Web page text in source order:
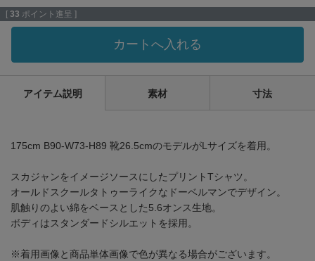
[ 33 ポイント進呈 ]
カートへ入れる
アイテム説明 素材 寸法
175cm B90-W73-H89 靴26.5cmのモデルがLサイズを着用。
スカジャンをイメージソースにしたプリントTシャツ。
オールドスクールタトゥーライクなドーベルマンでデザイン。
肌触りのよい綿をベースとした5.6オンス生地。
ボディはスタンダードシルエットを採用。
※着用画像と商品単体画像で色が異なる場合がございます。